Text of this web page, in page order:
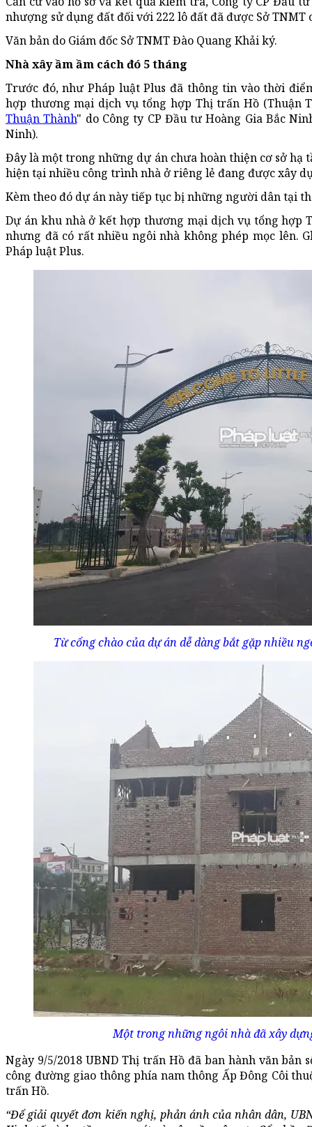
nhượng sử dụng đất đối với 222 lô đất đã được Sở TNMT
Văn bản do Giám đốc Sở TNMT Đào Quang Khải ký.
Nhà xây ầm ầm cách đó 5 tháng
Trước đó, như Pháp luật Plus đã thông tin vào thời
hợp thương mại dịch vụ tổng hợp Thị trấn Hồ (Thuận
Thuận Thành" do Công ty CP Đầu tư Hoàng Gia Bắc
Ninh).
Đây là một trong những dự án chưa hoàn thiện cơ sở hạ
hiện tại nhiều công trình nhà ở riêng lẻ đang được xây
Kèm theo đó dự án này tiếp tục bị những người dân tại
Dự án khu nhà ở kết hợp thương mại dịch vụ tổng hợp
nhưng đã có rất nhiều ngôi nhà không phép mọc lên.
Pháp luật Plus.
Từ cổng chào của dự án dễ dàng bắt gặp nhiều
Một trong những ngôi nhà đã xây
Ngày 9/5/2018 UBND Thị trấn Hồ đã ban hành văn bản
công đường giao thông phía nam thông Ấp Đông Côi
trấn Hồ.
“Để giải quyết đơn kiến nghị, phản ánh của nhân dân,